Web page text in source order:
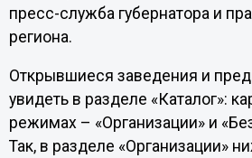
пресс-служба губернатора и
региона.
Открывшиеся заведения и
увидеть в разделе «Каталог»:
режимах – «Организации» и
Так, в разделе «Организации»